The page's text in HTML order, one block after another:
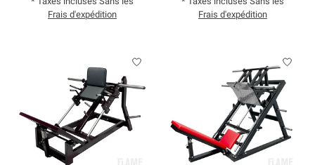
Frais d'expédition
Frais d'expédition